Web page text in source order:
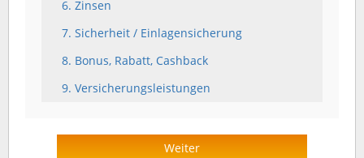
6. Zinsen
7. Sicherheit / Einlagensicherung
8. Bonus, Rabatt, Cashback
9. Versicherungsleistungen
Weiter